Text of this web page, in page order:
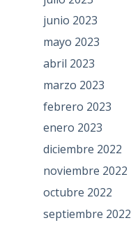
junio 2023
mayo 2023
abril 2023
marzo 2023
febrero 2023
enero 2023
diciembre 2022
noviembre 2022
octubre 2022
septiembre 2022